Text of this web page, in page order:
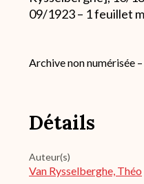
09/1923 – 1 feuillet
Archive non numérisée –
Détails
Auteur(s)
Van Rysselberghe, Théo